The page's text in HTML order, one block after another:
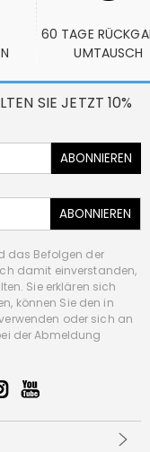
60 TAGE
UMTAUSCH
SIE JETZT 10%
ABONNIEREN
ABONNIEREN
das Befolgen der
damit einverstanden,
Sie erklären sich
können Sie den in
oder sich an
der Abmeldung